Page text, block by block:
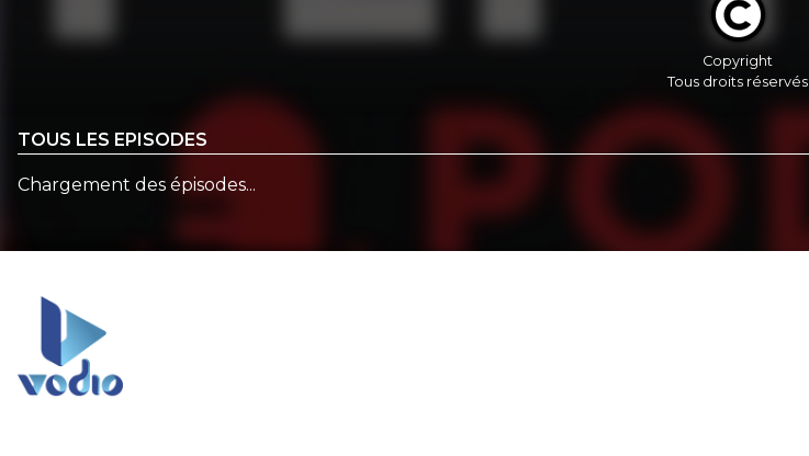
Copyright
Tous droits réservés
TOUS LES EPISODES
Chargement des épisodes...